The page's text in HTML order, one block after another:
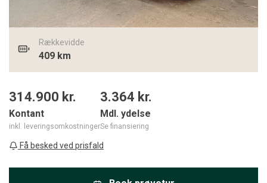
Rækkevidde
409 km
314.900 kr.
Kontant
inkl. leveringsomkostninger
3.364 kr.
Mdl. ydelse
Se finansiering
Få besked ved prisfald